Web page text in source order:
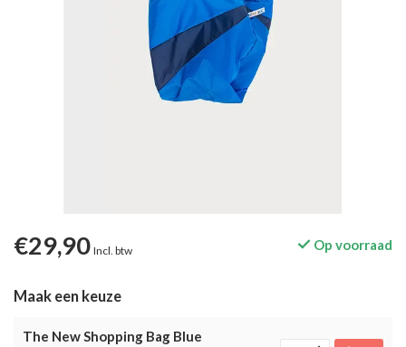
€29,90 Incl. btw Op voorraad
Maak een keuze
The New Shopping Bag Blue